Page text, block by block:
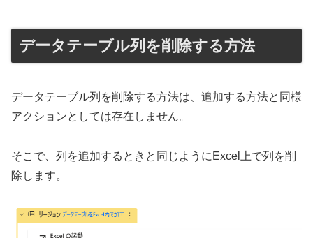
データテーブル列を削除する方法
データテーブル列を削除する方法は、追加する方法と同様
アクションとしては存在しません。
そこで、列を追加するときと同じようにExcel上で列を削
除します。